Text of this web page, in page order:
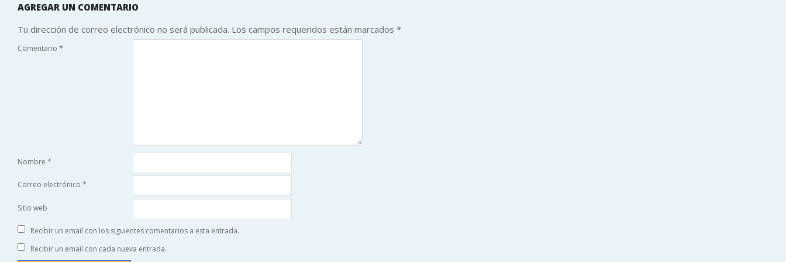
AGREGAR UN COMENTARIO
Tu dirección de correo electrónico no será publicada. Los campos requeridos están marcados *
Comentario *
Nombre *
Correo electrónico *
Sitio web
Recibir un email con los siguientes comentarios a esta entrada.
Recibir un email con cada nueva entrada.